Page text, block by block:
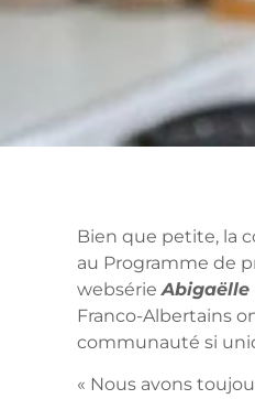
Bien que petite, la
au Programme de
websérieAbigaëlle
Franco-Albertains
communauté si
« Nous avons